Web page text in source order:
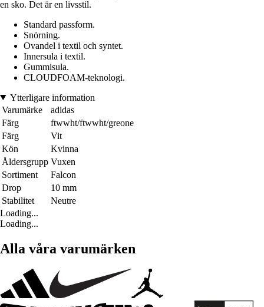
en sko. Det är en livsstil.
Standard passform.
Snörning.
Ovandel i textil och syntet.
Innersula i textil.
Gummisula.
CLOUDFOAM-teknologi.
Ytterligare information
Varumärke
adidas
Färg
ftwwht/ftwwht/greone
Färg
Vit
Kön
Kvinna
Åldersgrupp Vuxen
Sortiment
Falcon
Drop
10 mm
Stabilitet
Neutre
Loading...
Loading...
Alla våra varumärken